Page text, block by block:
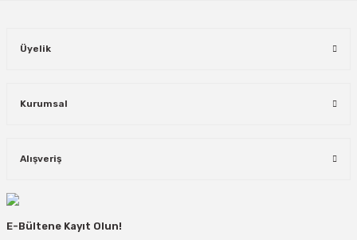
Üyelik
Kurumsal
Alışveriş
E-Bültene Kayıt Olun!